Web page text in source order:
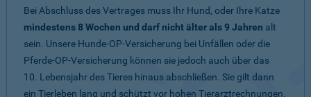
Bei Abschluss des Vertrages muss Ihr Hund, oder Ihre Katze
mindestens 8 Wochen und darf nicht älter als 9 Jahren alt
sein. Unsere Hunde-OP-Versicherung bei Unfällen oder die
Pferde-OP-Versicherung können sie jedoch auch über das
10. Lebensjahr des Tieres hinaus abschließen. Sie gilt dann
ein Tierleben lang und schützt vor hohen Tierarztrechnungen.